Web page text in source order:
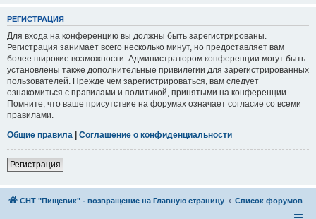
РЕГИСТРАЦИЯ
Для входа на конференцию вы должны быть зарегистрированы.
Регистрация занимает всего несколько минут, но предоставляет вам
более широкие возможности. Администратором конференции могут быть
установлены также дополнительные привилегии для зарегистрированных
пользователей. Прежде чем зарегистрироваться, вам следует
ознакомиться с правилами и политикой, принятыми на конференции.
Помните, что ваше присутствие на форумах означает согласие со всеми
правилами.
Общие правила | Соглашение о конфиденциальности
Регистрация
СНТ "Пищевик" - возвращение на Главную страницу Список форумов